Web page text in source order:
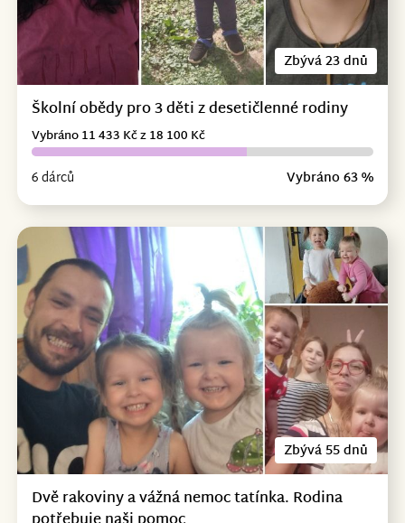
Zbývá 23 dnů
Školní obědy pro 3 děti z desetičlenné rodiny
6 dárců Vybráno 63 %
Vybráno 11 433 Kč z 18 100 Kč
Zbývá 55 dnů
Dvě rakoviny a vážná nemoc tatínka. Rodina